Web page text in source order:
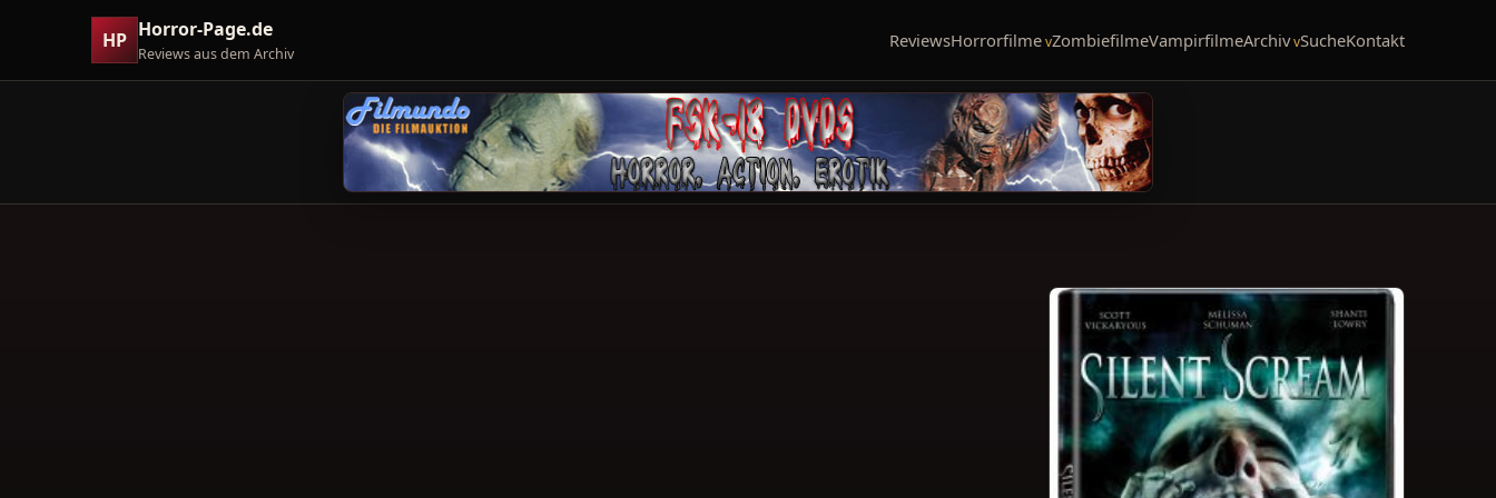
HP Horror-Page.de
Reviews aus dem Archiv
ReviewsHorrorfilme ZombiefilmeVampirfilmeArchiv SucheKontakt